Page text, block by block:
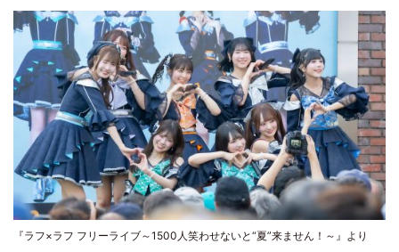
『ラフ×ラフ フリーライブ～1500人笑わせないと“夏”来ません！～』より